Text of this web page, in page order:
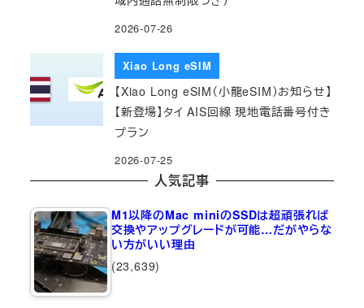
2026-07-26
Xiao Long eSIM
【Xiao Long eSIM（小龍eSIM）お知らせ】
【新登場】タイ AIS回線 現地電話番号付き
プラン
2026-07-25
人気記事
M1以降のMac miniのSSDは超頑張れば
交換やアップグレードが可能…だがやらな
い方がいい理由
(23,639)